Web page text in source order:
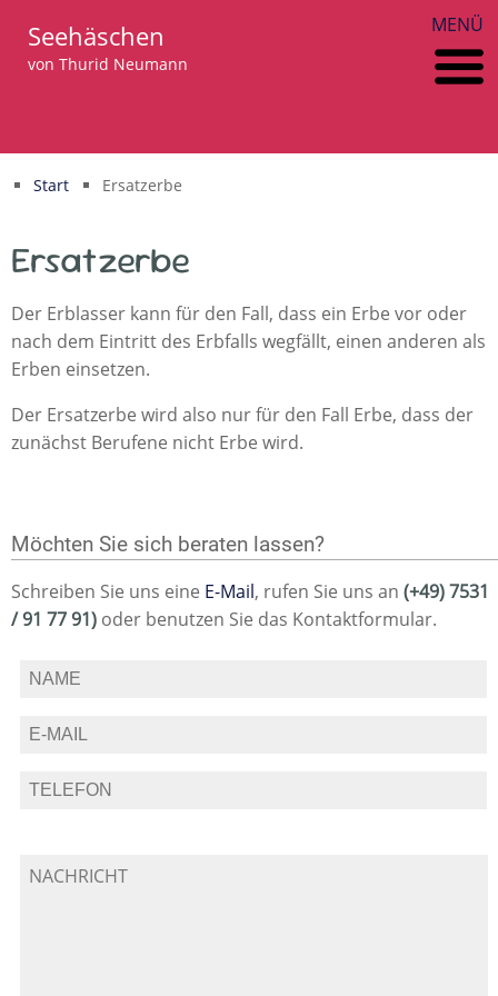
MENÜ
Seehäschen
von Thurid Neumann
Start Ersatzerbe
Ersatzerbe
Der Erblasser kann für den Fall, dass ein Erbe vor oder
nach dem Eintritt des Erbfalls wegfällt, einen anderen als
Erben einsetzen.
Der Ersatzerbe wird also nur für den Fall Erbe, dass der
zunächst Berufene nicht Erbe wird.
Möchten Sie sich beraten lassen?
Schreiben Sie uns eine E-Mail, rufen Sie uns an (+49) 7531
/ 91 77 91) oder benutzen Sie das Kontaktformular.